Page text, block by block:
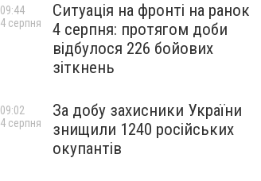
Ситуація на фронті на ранок
4 серпня: протягом доби
відбулося 226 бойових
зіткнень
09:44
4 серпня
За добу захисники України
знищили 1240 російських
окупантів
09:02
4 серпня